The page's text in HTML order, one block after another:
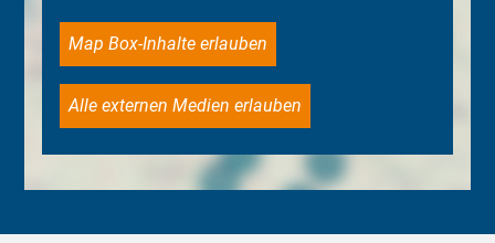
Map Box-Inhalte erlauben
Alle externen Medien erlauben